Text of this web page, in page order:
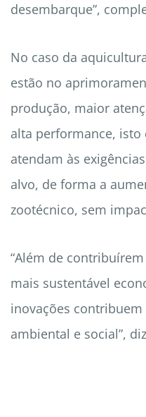
desembarque”,
No caso da
estão no
produção, maior
alta performance,
atendam às
alvo, de forma a
zootécnico, sem
“Além de
mais sustentável
inovações
ambiental e social”,